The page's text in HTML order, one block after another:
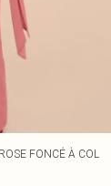
FONCÉ À COL